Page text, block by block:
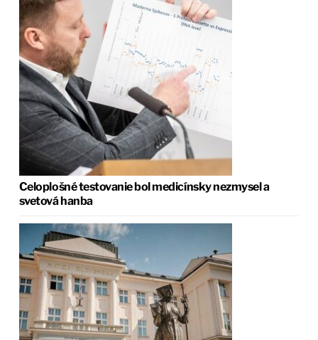
Celoplošné testovanie bol medicínsky nezmysel a
svetová hanba